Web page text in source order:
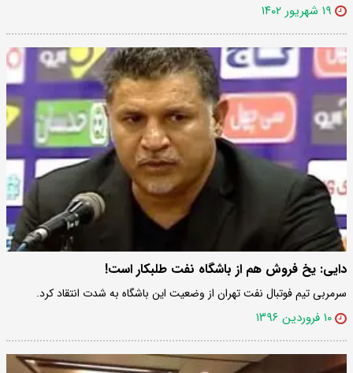
۱۹ شهریور ۱۴۰۲
دایی: یخ فروش هم از باشگاه نفت طلبکار است!
سرمربی تیم فوتبال نفت تهران از وضعیت این باشگاه به شدت انتقاد کرد.
۱۰ فروردین ۱۳۹۶